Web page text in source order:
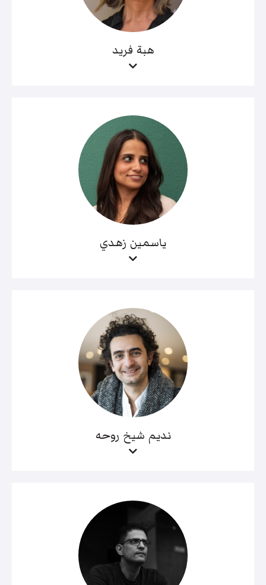
هبة فريد
ياسمين زهدي
نديم شيخ روحه